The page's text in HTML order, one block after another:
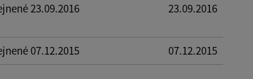
23.09.2016 23.09.2016
07.12.2015 07.12.2015